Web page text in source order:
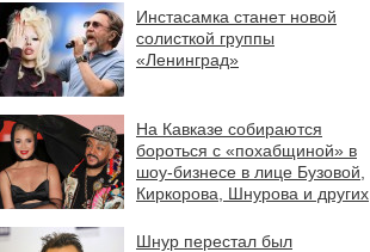
Инстасамка станет новой
солисткой группы
«Ленинград»
На Кавказе собираются
бороться с «похабщиной» в
шоу-бизнесе в лице Бузовой,
Киркорова, Шнурова и других
Шнур перестал был